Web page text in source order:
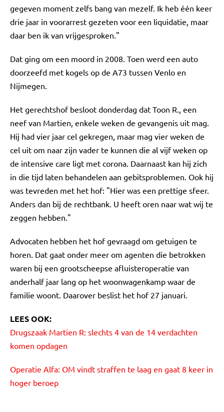
gegeven moment zelfs bang van mezelf. Ik heb één keer
drie jaar in voorarrest gezeten voor een liquidatie, maar
daar ben ik van vrijgesproken."
Dat ging om een moord in 2008. Toen werd een auto
doorzeefd met kogels op de A73 tussen Venlo en
Nijmegen.
Het gerechtshof besloot donderdag dat Toon R., een
neef van Martien, enkele weken de gevangenis uit mag.
Hij had vier jaar cel gekregen, maar mag vier weken de
cel uit om naar zijn vader te kunnen die al vijf weken op
de intensive care ligt met corona. Daarnaast kan hij zich
in die tijd laten behandelen aan gebitsproblemen. Ook hij
was tevreden met het hof: "Hier was een prettige sfeer.
Anders dan bij de rechtbank. U heeft oren naar wat wij te
zeggen hebben."
Advocaten hebben het hof gevraagd om getuigen te
horen. Dat gaat onder meer om agenten die betrokken
waren bij een grootscheepse afluisteroperatie van
anderhalf jaar lang op het woonwagenkamp waar de
familie woont. Daarover beslist het hof 27 januari.
LEES OOK:
Drugszaak Martien R: slechts 4 van de 14 verdachten
komen opdagen
Operatie Alfa: OM vindt straffen te laag en gaat 8 keer in
hoger beroep